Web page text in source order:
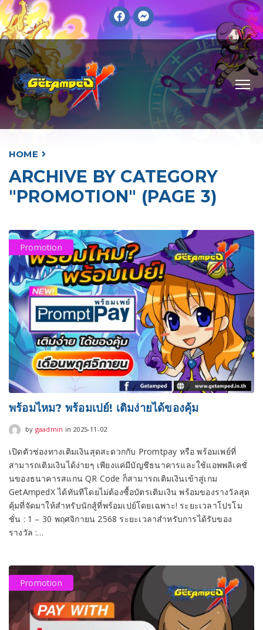
HOME
ARCHIVE BY CATEGORY
"PROMOTION" (PAGE 3)
Promotion
พร้อมไหม? พร้อมเปย์! เติมง่ายได้ของคุ้ม
by gaadmin in 2025-11-022025-11-02
เปิดตัวช่องทางเติมเงินสุดสะดวกกับ Promtpay หรือ พร้อมเพย์ที่
สามารถเติมเงินได้ง่ายๆ เพียงแค่มีบัญชีธนาคารและใช้แอพพลิเคชั่
นของธนาคารสแกน QR Code ก็สามารถเติมเงินเข้าสู่เกม
GetAmpedX ได้ทันทีโดยไม่ต้องซื้อบัตรเติมเงิน พร้อมของรางวัลสุด
คุ้มที่จัดมาให้สำหรับนักสู้ที่พร้อมเปย์โดยเฉพาะ! ระยะเวลาโปรโม
ชั่น : 1 – 30 พฤศจิกายน 2568 ระยะเวลาสำหรับการได้รับของ
รางวัล :…
Promotion